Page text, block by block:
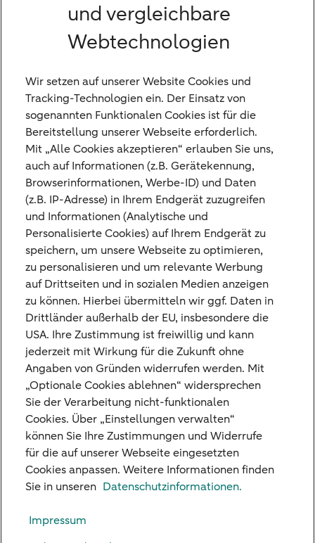
Mit unserem Whitepaper möchten wir Sie
für die häufigsten Fehler bei der
Vermögensanlage und -planung
sensibilisieren – und Tipps geben, wie Sie es
besser machen können. Außerdem stellen
wir Ihnen unseren fünfstufigen
Beratungsprozess vor: von der Analyse der
Ausgangssituation bis zum individuellen
Vermögenskonzept.
Jetzt PDF downloaden (PDF, 488 KB)
Unsere Niederlassungen
Standpunkte
und vergleichbare
Webtechnologien
Wir setzen auf unserer Website Cookies und
Tracking-Technologien ein. Der Einsatz von
sogenannten Funktionalen Cookies ist für die
Bereitstellung unserer Webseite erforderlich.
Mit „Alle Cookies akzeptieren“ erlauben Sie uns,
auch auf Informationen (z.B. Gerätekennung,
Browserinformationen, Werbe-ID) und Daten
(z.B. IP-Adresse) in Ihrem Endgerät zuzugreifen
und Informationen (Analytische und
Personalisierte Cookies) auf Ihrem Endgerät zu
speichern, um unsere Webseite zu optimieren,
zu personalisieren und um relevante Werbung
auf Drittseiten und in sozialen Medien anzeigen
zu können. Hierbei übermitteln wir ggf. Daten in
Drittländer außerhalb der EU, insbesondere die
USA. Ihre Zustimmung ist freiwillig und kann
jederzeit mit Wirkung für die Zukunft ohne
Angaben von Gründen widerrufen werden. Mit
„Optionale Cookies ablehnen“ widersprechen
Sie der Verarbeitung nicht-funktionalen
Cookies. Über „Einstellungen verwalten“
können Sie Ihre Zustimmungen und Widerrufe
für die auf unserer Webseite eingesetzten
Cookies anpassen. Weitere Informationen finden
Sie in unseren Datenschutzinformationen.
Impressum